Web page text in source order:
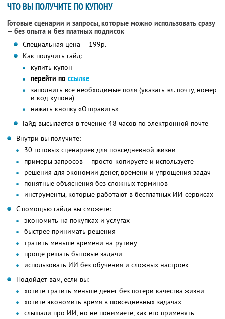
ЧТО ВЫ ПОЛУЧИТЕ ПО КУПОНУ
Готовые сценарии и запросы, которые можно использовать сразу
— без опыта и без платных подписок
Специальная цена — 199р.
Как получить гайд:
купить купон
перейти по ссылке
заполнить все необходимые поля (указать эл. почту, номер
и код купона)
нажать кнопку «Отправить»
Гайд высылается в течение 48 часов по электронной почте
Внутри вы получите:
30 готовых сценариев для повседневной жизни
примеры запросов — просто копируете и используете
решения для экономии денег, времени и упрощения задач
понятные объяснения без сложных терминов
инструменты, которые работают в бесплатных ИИ-сервисах
С помощью гайда вы сможете:
экономить на покупках и услугах
быстрее принимать решения
тратить меньше времени на рутину
проще решать бытовые задачи
использовать ИИ без обучения и сложных настроек
Подойдёт вам, если вы:
хотите тратить меньше денег без потери качества жизни
хотите экономить время в повседневных задачах
слышали про ИИ, но не понимаете, как его применять